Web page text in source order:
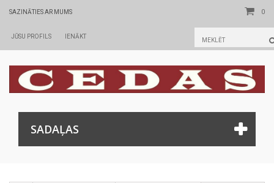
SAZINĀTIES AR MUMS 0
IENĀKT
JŪSU PROFILS
SADAĻAS